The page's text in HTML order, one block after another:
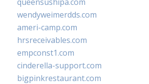
wendyweimerdds.com
ameri-camp.com
hrsreceivables.com
empconst1.com
cinderella-support.com
bigpinkrestaurant.com